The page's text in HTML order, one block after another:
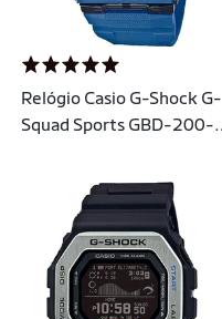
Relógio Casio G-Shock G-
Squad Sports GBD-200-